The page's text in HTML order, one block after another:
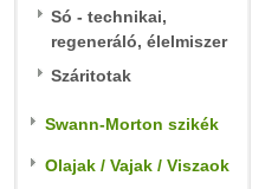
Só - technikai,
regeneráló, élelmiszer
Száritotak
Swann-Morton szikék
Olajak / Vajak / Viszaok